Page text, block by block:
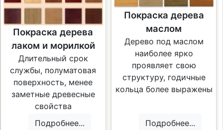
Покраска дерева
лаком и морилкой
Длительный срок
службы, полуматовая
поверхность, менее
заметные древесные
свойства
Подробнее...
Покраска дерева
маслом
Дерево под маслом
наиболее ярко
проявляет свою
структуру, годичные
кольца более выражены
Подробнее...